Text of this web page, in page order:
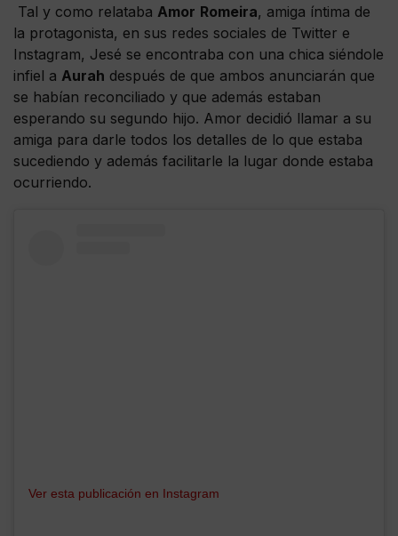
Tal y como relataba Amor Romeira, amiga íntima de
la protagonista, en sus redes sociales de Twitter e
Instagram, Jesé se encontraba con una chica siéndole
infiel a Aurah después de que ambos anunciarán que
se habían reconciliado y que además estaban
esperando su segundo hijo. Amor decidió llamar a su
amiga para darle todos los detalles de lo que estaba
sucediendo y además facilitarle la lugar donde estaba
ocurriendo.
Ver esta publicación en Instagram